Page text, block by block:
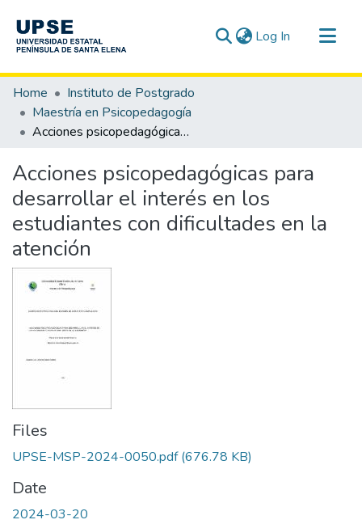
Log In (current)
Communities & Collections
All of DSpace
Statistics
Home
Instituto de Postgrado
Maestría en Psicopedagogía
Acciones psicopedagógicas para desarrollar el interés en los estudiantes con dificultades en la atención
Acciones psicopedagógicas para
desarrollar el interés en los
estudiantes con dificultades en la
atención
Files
UPSE-MSP-2024-0050.pdf(676.78 KB)
Date
2024-03-20